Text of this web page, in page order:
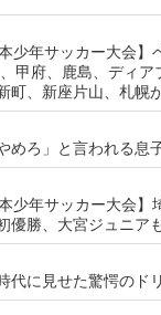
少年サッカー大会
甲府、鹿島、ディア
町、新座片山、札幌
めろ」と言われる息
少年サッカー大会】
優勝、大宮ジュニア
代に見せた驚愕のド